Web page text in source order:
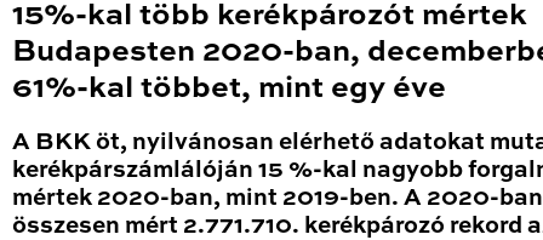
15%-kal több kerékpározót mértek
Budapesten 2020-ban,
61%-kal többet, mint egy éve
A BKK öt, nyilvánosan elérhető adatokat
kerékpárszámlálóján 15 %-kal nagyobb
mértek 2020-ban, mint 2019-ben. A 2020-ban
összesen mért 2.771.710. kerékpározó rekord